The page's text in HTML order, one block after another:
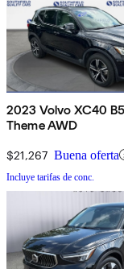
2023 Volvo XC40
Theme AWD
$21,267 Buena oferta
Incluye tarifas de conc.